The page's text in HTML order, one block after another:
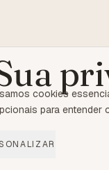
cookies
para entender